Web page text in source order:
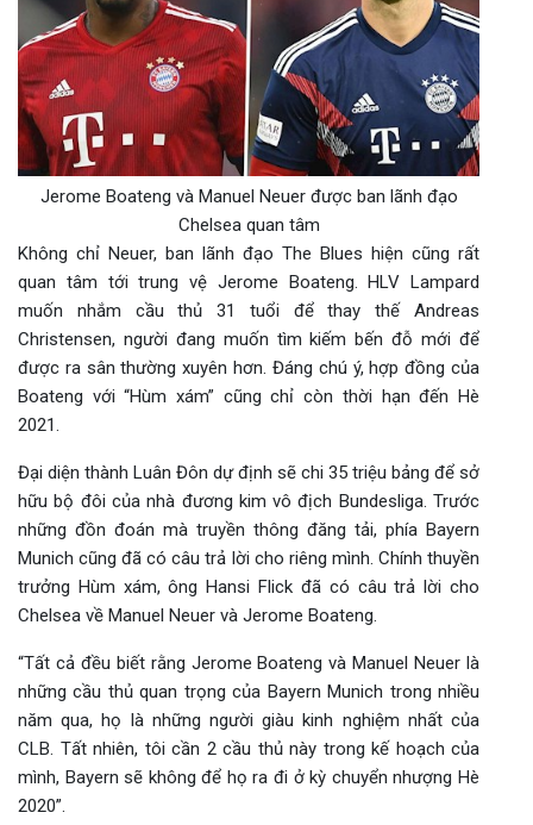
Jerome Boateng và Manuel Neuer được ban lãnh đạo
Chelsea quan tâm
Không chỉ Neuer, ban lãnh đạo The Blues hiện cũng rất
quan tâm tới trung vệ Jerome Boateng. HLV Lampard
muốn nhắm cầu thủ 31 tuổi để thay thế Andreas
Christensen, người đang muốn tìm kiếm bến đỗ mới để
được ra sân thường xuyên hơn. Đáng chú ý, hợp đồng của
Boateng với “Hùm xám” cũng chỉ còn thời hạn đến Hè
2021.
Đại diện thành Luân Đôn dự định sẽ chi 35 triệu bảng để sở
hữu bộ đôi của nhà đương kim vô địch Bundesliga. Trước
những đồn đoán mà truyền thông đăng tải, phía Bayern
Munich cũng đã có câu trả lời cho riêng mình. Chính thuyền
trưởng Hùm xám, ôngHansi Flick đã có câu trả lời cho
Chelsea về Manuel Neuer và Jerome Boateng.
“Tất cả đều biết rằng Jerome Boateng và Manuel Neuer là
những cầu thủ quan trọng của Bayern Munich trong nhiều
năm qua, họ là những người giàu kinh nghiệm nhất của
CLB. Tất nhiên, tôi cần 2 cầu thủ này trong kế hoạch của
mình, Bayern sẽ không để họ ra đi ở kỳ chuyển nhượng Hè
2020”.